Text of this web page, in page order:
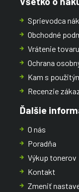
Sprievodca
Obchodné
Vrátenie
Ochrana
Kam s
Recenzie
Ďalšie
O nás
Poradňa
Výkup tonerov
Kontakt
Zmeniť